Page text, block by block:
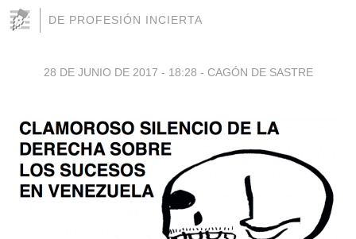
DE PROFESIÓN INCIERTA
28 DE JUNIO DE 2017 - 18:28 - CAGÓN DE SASTRE